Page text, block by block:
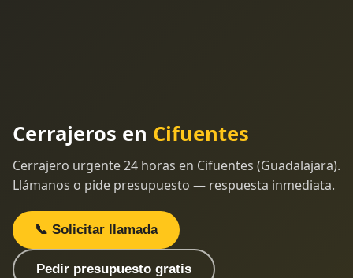
Cerrajeros en Cifuentes
Cerrajero urgente 24 horas en Cifuentes (Guadalajara).
Llámanos o pide presupuesto — respuesta inmediata.
📞 Solicitar llamada
Pedir presupuesto gratis